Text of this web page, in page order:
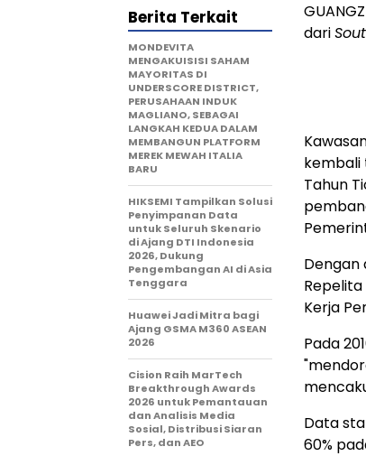
dari
kembali
Tahun
Dengan
Kerja
Pada
Data
60%
Berita Terkait
MONDEVITA
MENGAKUISISI SAHAM
MAYORITAS DI
UNDERSCORE DISTRICT,
PERUSAHAAN INDUK
MAGLIANO, SEBAGAI
LANGKAH KEDUA DALAM
MEMBANGUN PLATFORM
MEREK MEWAH ITALIA
BARU
HIKSEMI Tampilkan Solusi
Penyimpanan Data
untuk Seluruh Skenario
di Ajang DTI Indonesia
2026, Dukung
Pengembangan AI di Asia
Tenggara
Huawei Jadi Mitra bagi
Ajang GSMA M360 ASEAN
2026
Cision Raih MarTech
Breakthrough Awards
2026 untuk Pemantauan
dan Analisis Media
Sosial, Distribusi Siaran
Pers, dan AEO